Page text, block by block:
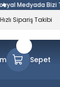
Medyada Bizi
Hızlı Sipariş Takibi
Sepet